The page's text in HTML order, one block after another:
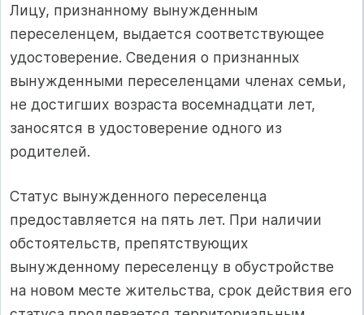
Лицу, признанному вынужденным
переселенцем, выдается соответствующее
удостоверение. Сведения о признанных
вынужденными переселенцами членах семьи,
не достигших возраста восемнадцати лет,
заносятся в удостоверение одного из
родителей.
Статус вынужденного переселенца
предоставляется на пять лет. При наличии
обстоятельств, препятствующих
вынужденному переселенцу в обустройстве
на новом месте жительства, срок действия его